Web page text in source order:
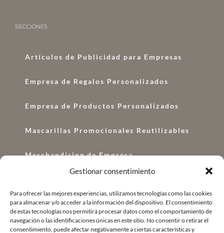
Gestionar consentimiento
Para ofrecer las mejores experiencias, utilizamos tecnologías como las cookies
para almacenar y/o acceder a la información del dispositivo. El consentimiento
de estas tecnologías nos permitirá procesar datos como el comportamiento de
navegación o las identificaciones únicas en este sitio. No consentir o retirar el
consentimiento, puede afectar negativamente a ciertas características y
SECCIONES
Artículos de Publicidad para Empresas
Empresa de Regalos Personalizados
Empresa de Productos Personalizados
Mascarillas Promocionales Reutilizables
Merchandising de Empresa
Regalos Corporativos
Regalo de Empresa Original